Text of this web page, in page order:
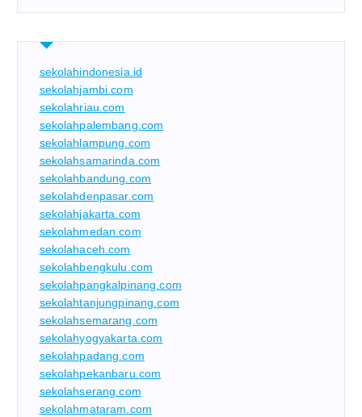
sekolahindonesia.id
sekolahjambi.com
sekolahriau.com
sekolahpalembang.com
sekolahlampung.com
sekolahsamarinda.com
sekolahbandung.com
sekolahdenpasar.com
sekolahjakarta.com
sekolahmedan.com
sekolahaceh.com
sekolahbengkulu.com
sekolahpangkalpinang.com
sekolahtanjungpinang.com
sekolahsemarang.com
sekolahyogyakarta.com
sekolahpadang.com
sekolahpekanbaru.com
sekolahserang.com
sekolahmataram.com